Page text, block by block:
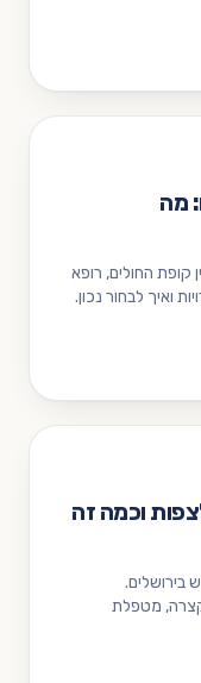
מה
קופת החולים, רופא
ואיך לבחור נכון.
וכמה זה
בירושלים.
מטפלת